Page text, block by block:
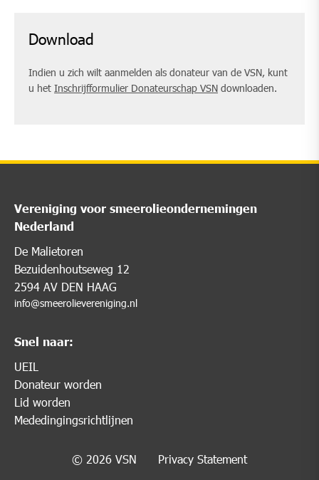
Download
Indien u zich wilt aanmelden als donateur van de VSN, kunt
u het Inschrijfformulier Donateurschap VSN downloaden.​​​
Vereniging voor smeerolieondernemingen
Nederland
De Malietoren
Bezuidenhoutseweg 12
2594 AV DEN HAAG
info@smeerolievereniging.nl
Snel naar:
UEIL
Donateur worden
Lid worden
Mededingingsrichtlijnen
© 2026 VSN Privacy Statement